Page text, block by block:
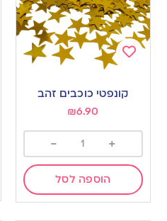
wishlist
קונפטי כוכבים זהב
₪6.90
+
-
הוספה לסל